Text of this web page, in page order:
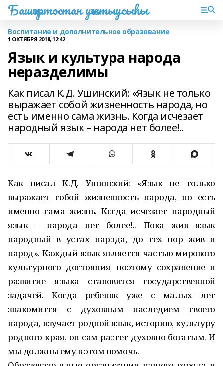
Башҡортостан уҡытыусыһы
Воспитание и дополнительное образование
1 ОКТЯБРЯ 2018, 12:42
Язык и культура народа
неразделимы
Как писал К.Д. Ушинский: «Язык не только
выражает собой жизненность народа, но
есть именно сама жизнь. Когда исчезает
народный язык – народа нет более!..
Как писал К.Д. Ушинский: «Язык не только
выражает собой жизненность народа, но есть
именно сама жизнь. Когда исчезает народный
язык – народа нет более!.. Пока жив язык
народный в устах народа, до тех пор жив и
народ». Каждый язык является частью мирового
культурного достояния, поэтому сохранение и
развитие языка становится государственной
задачей. Когда ребенок уже с малых лет
знакомится с духовным наследием своего
народа, изучает родной язык, историю, культуру
родного края, он сам растет духовно богатым. И
мы должны ему в этом помочь.